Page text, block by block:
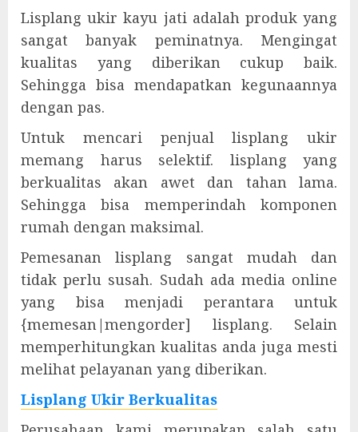
Lisplang ukir kayu jati adalah produk yang
sangat banyak peminatnya. Mengingat
kualitas yang diberikan cukup baik.
Sehingga bisa mendapatkan kegunaannya
dengan pas.
Untuk mencari penjual lisplang ukir
memang harus selektif. lisplang yang
berkualitas akan awet dan tahan lama.
Sehingga bisa memperindah komponen
rumah dengan maksimal.
Pemesanan lisplang sangat mudah dan
tidak perlu susah. Sudah ada media online
yang bisa menjadi perantara untuk
{memesan|mengorder] lisplang. Selain
memperhitungkan kualitas anda juga mesti
melihat pelayanan yang diberikan.
Lisplang Ukir Berkualitas